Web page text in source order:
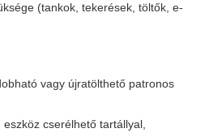
(tankok, tekerések, töltők, e-
vagy újratölthető patronos
cserélhető tartállyal,